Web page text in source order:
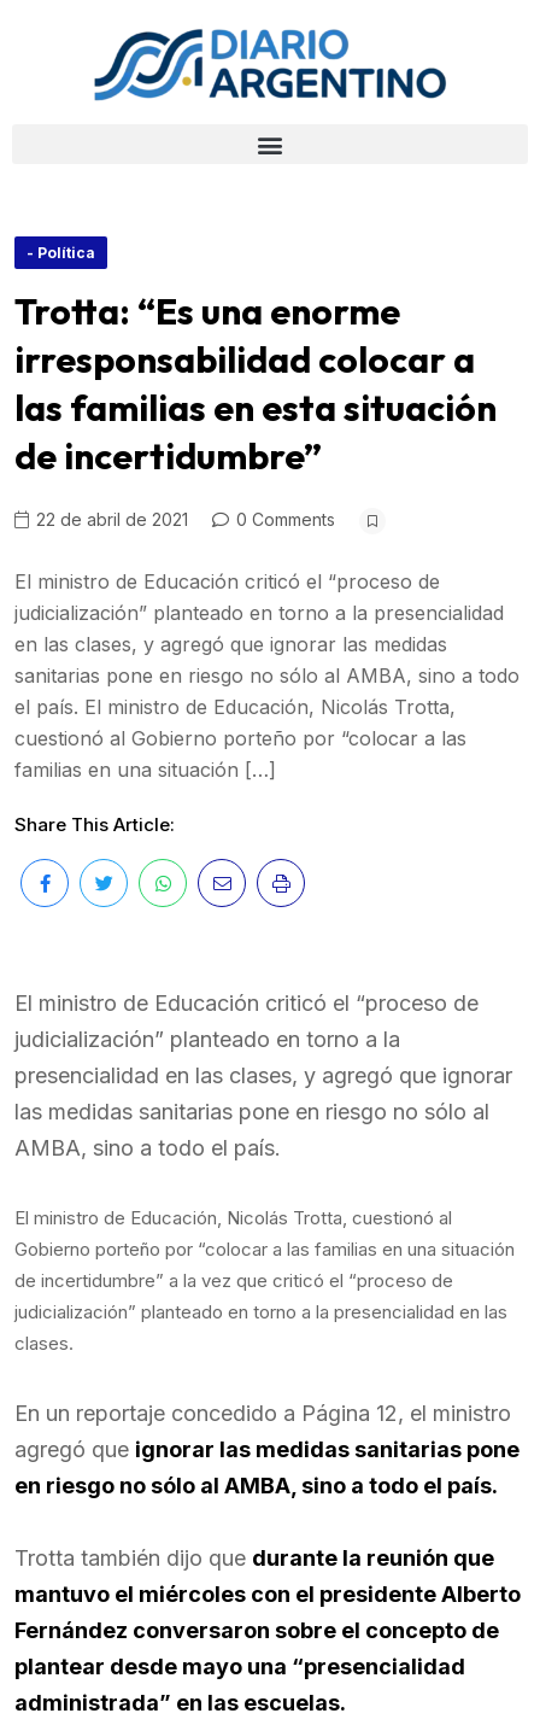
- Política
Trotta: “Es una enorme
irresponsabilidad colocar a
las familias en esta situación
de incertidumbre”
22 de abril de 2021 0 Comments
El ministro de Educación criticó el “proceso de
judicialización” planteado en torno a la presencialidad
en las clases, y agregó que ignorar las medidas
sanitarias pone en riesgo no sólo al AMBA, sino a todo
el país. El ministro de Educación, Nicolás Trotta,
cuestionó al Gobierno porteño por “colocar a las
familias en una situación […]
Share This Article:
El ministro de Educación criticó el “proceso de
judicialización” planteado en torno a la
presencialidad en las clases, y agregó que ignorar
las medidas sanitarias pone en riesgo no sólo al
AMBA, sino a todo el país.
El ministro de Educación, Nicolás Trotta, cuestionó al
Gobierno porteño por “colocar a las familias en una situación
de incertidumbre” a la vez que criticó el “proceso de
judicialización” planteado en torno a la presencialidad en las
clases.
En un reportaje concedido a Página 12, el ministro
agregó que ignorar las medidas sanitarias pone
en riesgo no sólo al AMBA, sino a todo el país.
Trotta también dijo que durante la reunión que
mantuvo el miércoles con el presidente Alberto
Fernández conversaron sobre el concepto de
plantear desde mayo una “presencialidad
administrada” en las escuelas.